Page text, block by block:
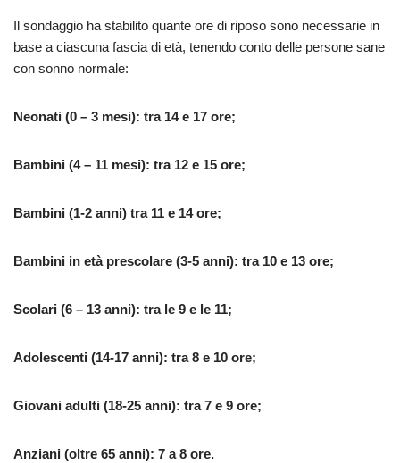
Il sondaggio ha stabilito quante ore di riposo sono necessarie in
base a ciascuna fascia di età, tenendo conto delle persone sane
con sonno normale:
Neonati (0 – 3 mesi): tra 14 e 17 ore;
Bambini (4 – 11 mesi): tra 12 e 15 ore;
Bambini (1-2 anni) tra 11 e 14 ore;
Bambini in età prescolare (3-5 anni): tra 10 e 13 ore;
Scolari (6 – 13 anni): tra le 9 e le 11;
Adolescenti (14-17 anni): tra 8 e 10 ore;
Giovani adulti (18-25 anni): tra 7 e 9 ore;
Anziani (oltre 65 anni): 7 a 8 ore.